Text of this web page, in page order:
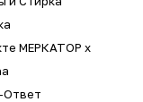
МЕРКАТОР x
Ответ